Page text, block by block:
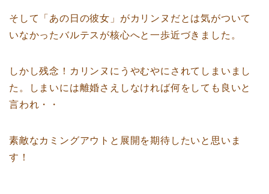
そして「あの日の彼女」がカリンヌだとは気がついて
いなかったバルテスが核心へと一歩近づきました。
しかし残念！カリンヌにうやむやにされてしまいまし
た。しまいには離婚さえしなければ何をしても良いと
言われ・・
素敵なカミングアウトと展開を期待したいと思いま
す！